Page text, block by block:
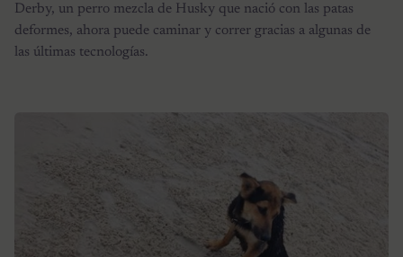
Derby, un perro mezcla de Husky que nació con las patas
deformes, ahora puede caminar y correr gracias a algunas de
las últimas tecnologías.